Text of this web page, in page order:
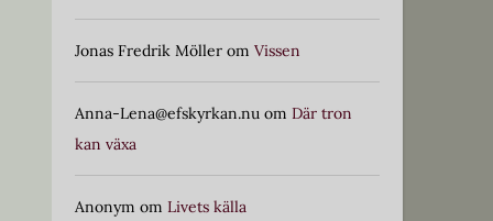
Jonas Fredrik Möller omVissen
Anna-Lena@efskyrkan.nu omDär tron
kan växa
Anonym omLivets källa